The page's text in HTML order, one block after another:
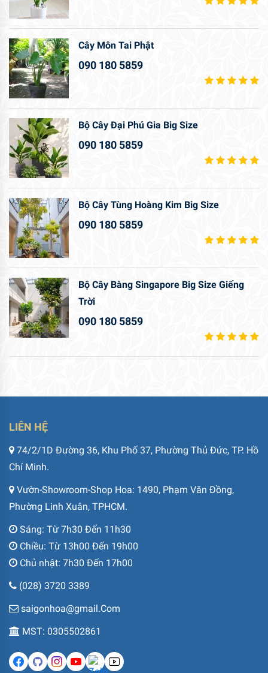
Cây Môn Tai Phật
090 180 5859
Bộ Cây Đại Phú Gia Big Size
090 180 5859
Bộ Cây Tùng Hoàng Kim Big Size
090 180 5859
Bộ Cây Bàng Singapore Big Size Giếng
Trời
090 180 5859
LIÊN HỆ
74/2/1D Đường 36, Khu Phố 37, Phường Thủ Đức, TP. Hồ
Chí Minh.
Vườn-Showroom-Shop Hoa: 1490, Phạm Văn Đồng,
Phường Linh Xuân, TPHCM.
Sáng: Từ 7h30 Đến 11h30
Chiều: Từ 13h00 Đến 19h00
Chủ nhật: 7h30 Đến 17h00
(028) 3720 3389
saigonhoa@gmail.Com
MST: 0305502861